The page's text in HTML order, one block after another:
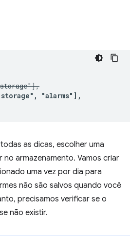
"alarms"],
as dicas, escolher uma
no armazenamento. Vamos criar
uma vez por dia para
não são salvos quando você
precisamos verificar se o
não existir.